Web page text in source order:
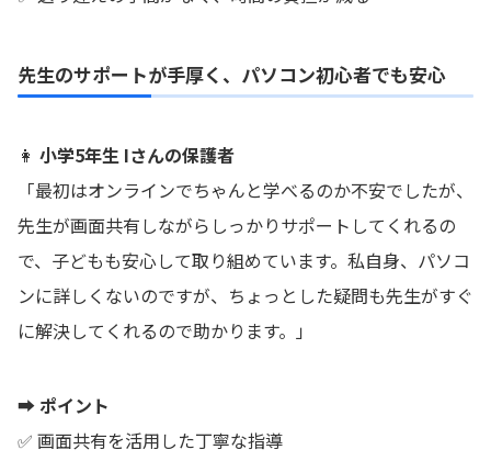
先生のサポートが手厚く、パソコン初心者でも安心
👩 小学5年生 Iさんの保護者
「最初はオンラインでちゃんと学べるのか不安でしたが、
先生が画面共有しながらしっかりサポートしてくれるの
で、子どもも安心して取り組めています。私自身、パソコ
ンに詳しくないのですが、ちょっとした疑問も先生がすぐ
に解決してくれるので助かります。」
➡ ポイント
✅ 画面共有を活用した丁寧な指導